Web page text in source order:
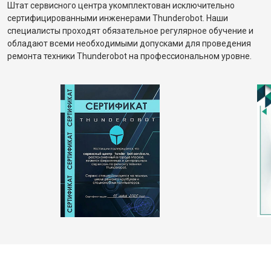
Штат сервисного центра укомплектован исключительно
сертифицированными инженерами Thunderobot. Наши
специалисты проходят обязательное регулярное обучение и
обладают всеми необходимыми допусками для проведения
ремонта техники Thunderobot на профессиональном уровне.